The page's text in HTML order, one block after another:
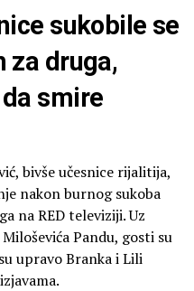
sukobile se
za druga,
smire
bivše učesnice rijalitija,
nakon burnog sukoba
na RED televiziji. Uz
Pandu, gosti su
upravo Branka i Lili